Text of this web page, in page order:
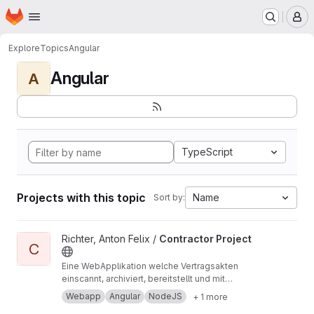
Skip to main content
Homepage
ExploreTopicsAngular
A Angular
TypeScript
Projects with this topic Sort by: Name
View Contractor Project project
C
Richter, Anton Felix / Contractor Project
Eine WebApplikation welche Vertragsakten
einscannt, archiviert, bereitstellt und mit
Geschäftslogik aufbereitet. Angular, Node.js,
Datenbank (JSon), HTML, SCSS, TypeScript
Webapp Angular NodeJS + 1 more